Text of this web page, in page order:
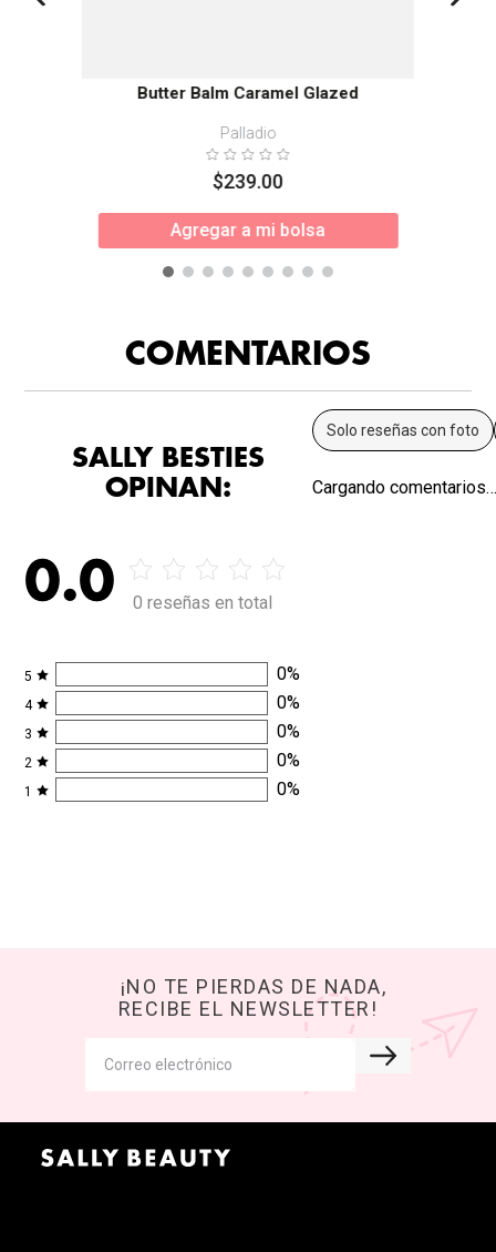
Butter Balm Caramel Glazed
Palladio
$239.00
Agregar a mi bolsa
COMENTARIOS
SALLY BESTIES
OPINAN:
0.0 0 reseñas en total
5 0%
4 0%
3 0%
2 0%
1 0%
Solo reseñas con foto
Cargando
¡NO TE PIERDAS DE NADA,
RECIBE EL NEWSLETTER!